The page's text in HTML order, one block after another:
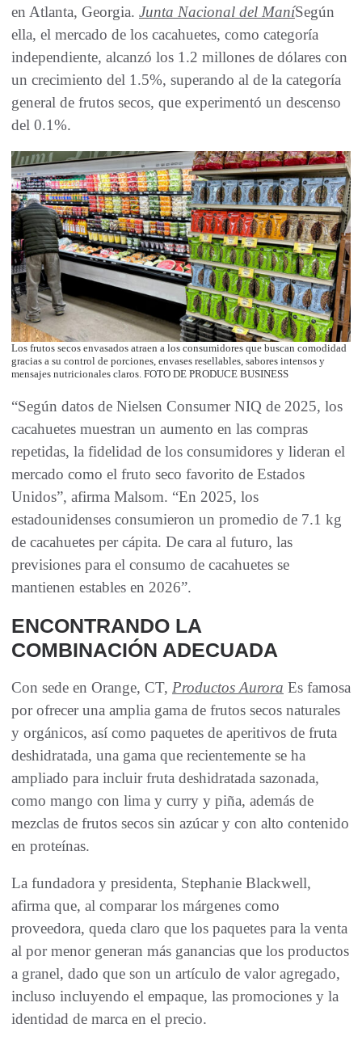
en Atlanta, Georgia. Junta Nacional del ManíSegún
ella, el mercado de los cacahuetes, como categoría
independiente, alcanzó los 1.2 millones de dólares con
un crecimiento del 1.5%, superando al de la categoría
general de frutos secos, que experimentó un descenso
del 0.1%.
Los frutos secos envasados ​​atraen a los consumidores que buscan comodidad
gracias a su control de porciones, envases resellables, sabores intensos y
mensajes nutricionales claros. FOTO DE PRODUCE BUSINESS
“Según datos de Nielsen Consumer NIQ de 2025, los
cacahuetes muestran un aumento en las compras
repetidas, la fidelidad de los consumidores y lideran el
mercado como el fruto seco favorito de Estados
Unidos”, afirma Malsom. “En 2025, los
estadounidenses consumieron un promedio de 7.1 kg
de cacahuetes per cápita. De cara al futuro, las
previsiones para el consumo de cacahuetes se
mantienen estables en 2026”.
ENCONTRANDO LA
COMBINACIÓN ADECUADA
Con sede en Orange, CT, Productos Aurora Es famosa
por ofrecer una amplia gama de frutos secos naturales
y orgánicos, así como paquetes de aperitivos de fruta
deshidratada, una gama que recientemente se ha
ampliado para incluir fruta deshidratada sazonada,
como mango con lima y curry y piña, además de
mezclas de frutos secos sin azúcar y con alto contenido
en proteínas.
La fundadora y presidenta, Stephanie Blackwell,
afirma que, al comparar los márgenes como
proveedora, queda claro que los paquetes para la venta
al por menor generan más ganancias que los productos
a granel, dado que son un artículo de valor agregado,
incluso incluyendo el empaque, las promociones y la
identidad de marca en el precio.